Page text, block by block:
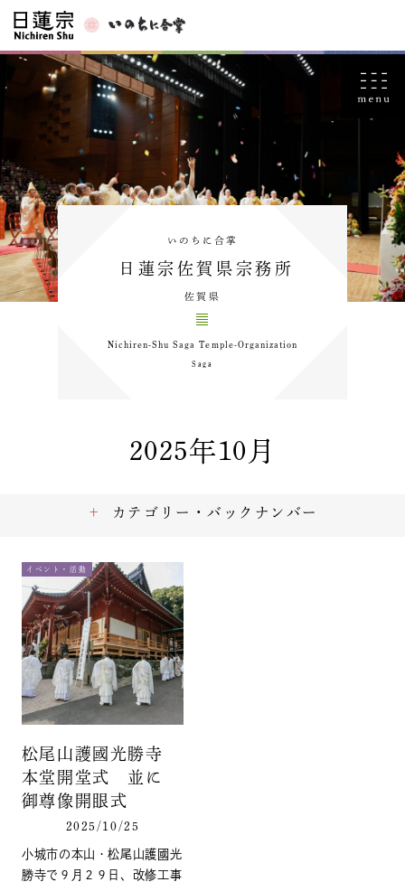
いのちに合掌
日蓮宗佐賀県宗務所
佐賀県
Nichiren-Shu Saga Temple-Organization
Saga
2025年10月
イベント・活動
松尾山護國光勝寺
本堂開堂式 並に
御尊像開眼式
2025/10/25
小城市の本山・松尾山護國光
勝寺で９月２９日、改修工事
カテゴリー・バックナンバー